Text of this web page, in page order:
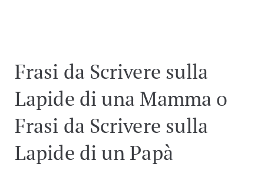
Frasi da Scrivere sulla
Lapide di una Mamma o
Frasi da Scrivere sulla
Lapide di un Papà